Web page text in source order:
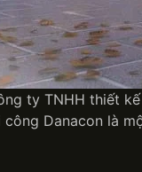
ty TNHH thiết
Danacon là